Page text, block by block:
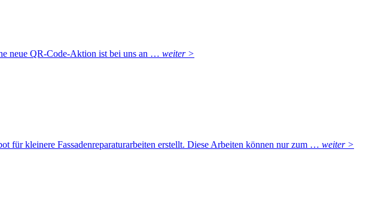
neue QR-Code-Aktion ist bei uns an … weiter >
für kleinere Fassadenreparaturarbeiten erstellt. Diese Arbeiten können nur zum … weiter >